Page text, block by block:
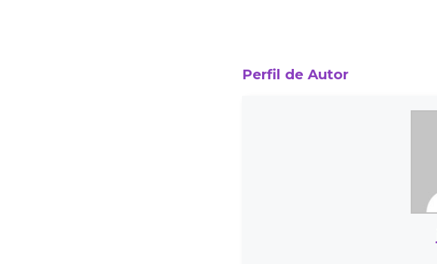
Perfil de Autor